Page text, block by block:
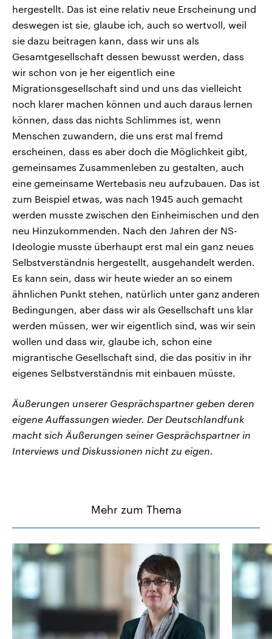
hergestellt. Das ist eine relativ neue Erscheinung und
deswegen ist sie, glaube ich, auch so wertvoll, weil
sie dazu beitragen kann, dass wir uns als
Gesamtgesellschaft dessen bewusst werden, dass
wir schon von je her eigentlich eine
Migrationsgesellschaft sind und uns das vielleicht
noch klarer machen können und auch daraus lernen
können, dass das nichts Schlimmes ist, wenn
Menschen zuwandern, die uns erst mal fremd
erscheinen, dass es aber doch die Möglichkeit gibt,
gemeinsames Zusammenleben zu gestalten, auch
eine gemeinsame Wertebasis neu aufzubauen. Das ist
zum Beispiel etwas, was nach 1945 auch gemacht
werden musste zwischen den Einheimischen und den
neu Hinzukommenden. Nach den Jahren der NS-
Ideologie musste überhaupt erst mal ein ganz neues
Selbstverständnis hergestellt, ausgehandelt werden.
Es kann sein, dass wir heute wieder an so einem
ähnlichen Punkt stehen, natürlich unter ganz anderen
Bedingungen, aber dass wir als Gesellschaft uns klar
werden müssen, wer wir eigentlich sind, was wir sein
wollen und dass wir, glaube ich, schon eine
migrantische Gesellschaft sind, die das positiv in ihr
eigenes Selbstverständnis mit einbauen müsste.
Äußerungen unserer Gesprächspartner geben deren
eigene Auffassungen wieder. Der Deutschlandfunk
macht sich Äußerungen seiner Gesprächspartner in
Interviews und Diskussionen nicht zu eigen.
Mehr zum Thema